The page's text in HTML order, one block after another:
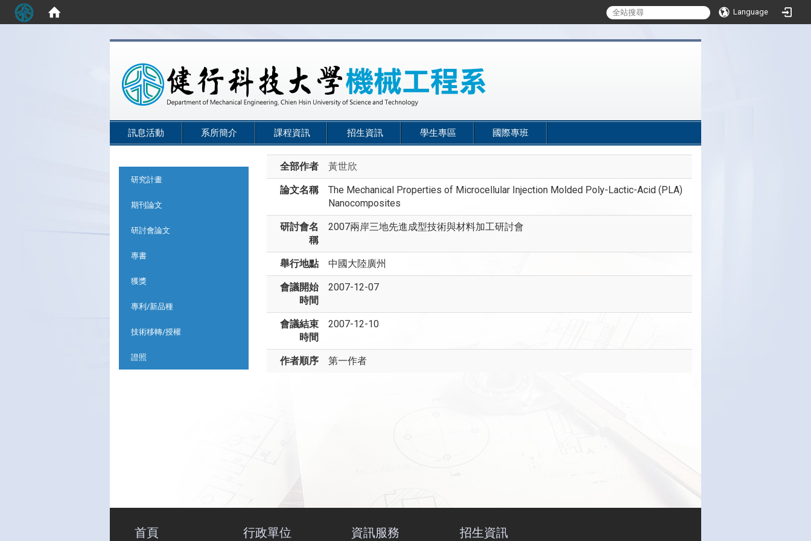
Language
訊息活動 系所簡介 課程資訊 招生資訊 學生專區 國際專班
研究計畫
期刊論文
研討會論文
專書
獲獎
專利/新品種
技術移轉/授權
證照
全部作者 黃世欣
論文名稱
The Mechanical Properties of Microcellular Injection Molded Poly-Lactic-Acid (PLA)
Nanocomposites
研討會名
稱
2007兩岸三地先進成型技術與材料加工研討會
舉行地點 中國大陸廣州
會議開始
時間
2007-12-07
會議結束
時間
2007-12-10
作者順序 第一作者
首頁 行政單位 資訊服務 招生資訊